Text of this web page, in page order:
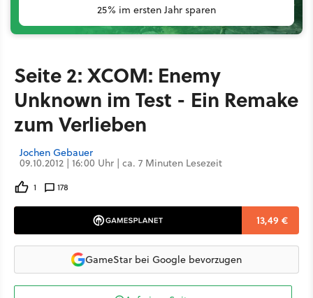
25% im ersten Jahr sparen
Seite 2: XCOM: Enemy
Unknown im Test - Ein Remake
zum Verlieben
Jochen Gebauer
09.10.2012 | 16:00 Uhr | ca. 7 Minuten Lesezeit
1 178
13,49 €
GameStar bei Google bevorzugen